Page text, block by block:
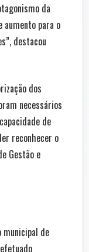
da
para o
destacou
dos
necessários
de
reconhecer o
Gestão e
municipal de